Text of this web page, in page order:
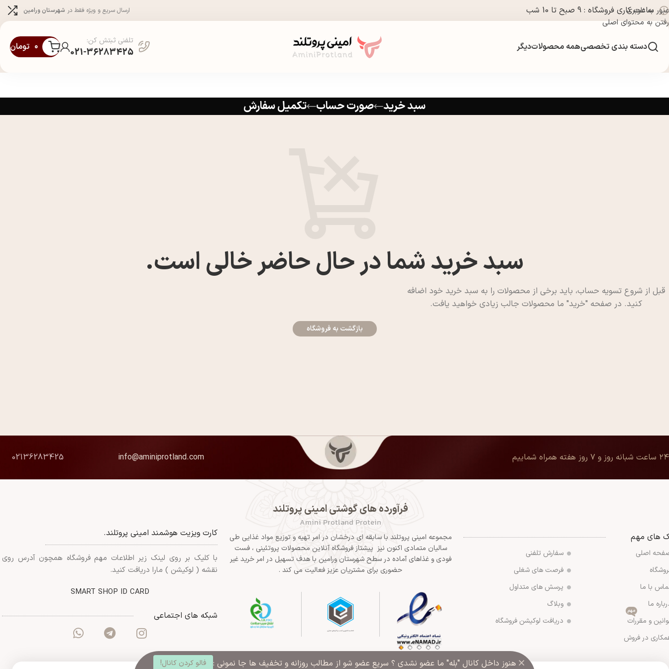
عبور به ناوبری
رفتن به محتوای اصلی
ساعت کاری فروشگاه : 9 صبح تا 10 شب ارسال سریع و ویژه فقط در شهرستان ورامین
دسته بندی تخصصیهمه محصولاتدیگر
تلفنی ثبتش کن:
021-36283425 ۰ تومان
سبد خرید صورت حساب تکمیل سفارش
سبد خرید شما در حال حاضر خالی است.
قبل از شروع تسویه حساب، باید برخی از محصولات را به سبد خرید خود اضافه
کنید. در صفحه "خرید" ما محصولات جالب زیادی خواهید یافت.
بازگشت به فروشگاه
۲۴ ساعت شبانه روز و ۷ روز هفته همراه شماییم info@aminiprotland.com
02136283425
های مهم
اصلی
با ما
ما
و مقررات
مهم
در فروش
سفارش تلفنی
فرصت های شغلی
پرسش های متداول
وبلاگ
دریافت لوکیشن فروشگاه
فرآورده های گوشتی امینی پروتلند
Amini Protland Protein
مجموعه امینی پروتلند با سابقه ای درخشان در امر تهیه و توزیع مواد غذایی طی
سالیان متمادی اکنون نیز پیشتاز فروشگاه آنلاین محصولات پروتئینی ، فست
فودی و غذاهای آماده در سطح شهرستان ورامین با هدف تسهیل در امر خرید غیر
حضوری برای مشتریان عزیز فعالیت می کند .
کارت ویزیت هوشمند امینی پروتلند.
با کلیک بر روی لینک زیر اطلاعات مهم فروشگاه همچون آدرس روی
نقشه ( لوکیشن ) مارا دریافت کنید.
SMART SHOP ID CARD
شبکه های اجتماعی
هنوز داخل کانال "بله" ما عضو نشدی ؟ سریع عضو شو از مطالب روزانه و تخفیف ها جا نمونی : فالو کردن کانال! ×